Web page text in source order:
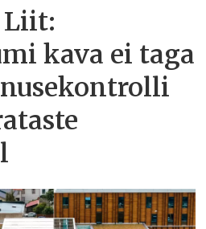
Liit:
kava ei taga